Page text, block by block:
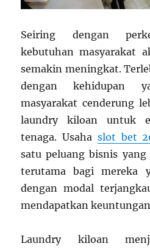
Seiring dengan
kebutuhan masyarakat
semakin meningkat.
dengan kehidupan
masyarakat cenderung
laundry kiloan untuk
tenaga. Usaha slot bet
satu peluang bisnis
terutama bagi mereka
dengan modal
mendapatkan
Laundry kiloan